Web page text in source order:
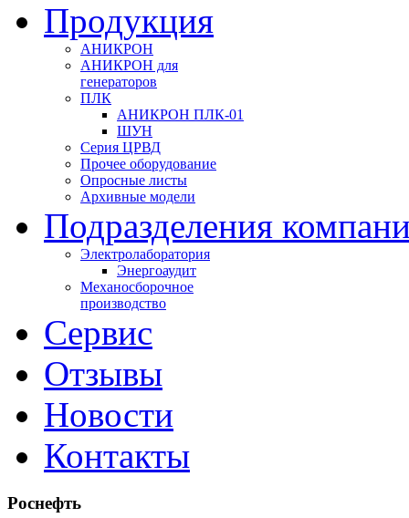
Продукция
АНИКРОН
АНИКРОН для
генераторов
ПЛК
АНИКРОН ПЛК-01
ШУН
Серия ЦРВД
Прочее оборудование
Опросные листы
Архивные модели
Подразделения
Электролаборатория
Энергоаудит
Механосборочное
производство
Сервис
Отзывы
Новости
Контакты
Роснефть